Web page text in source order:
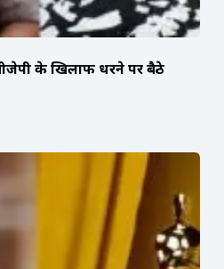
के खिलाफ धरने पर बैठे